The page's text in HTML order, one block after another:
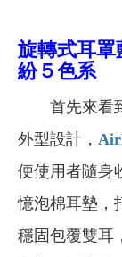
旋轉式耳罩
紛５色系
首先來看
外型設計，
便使用者隨身
憶泡棉耳墊，
穩固包覆雙耳